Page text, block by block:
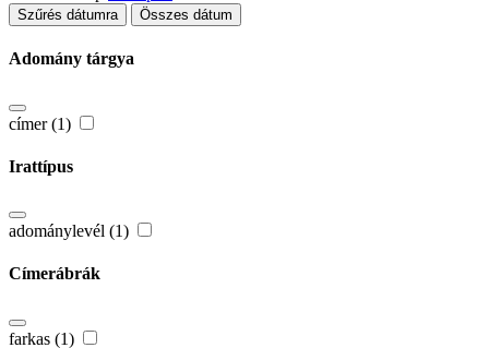
Szűrés dátumra Összes dátum
Adomány tárgya
címer (1)
Irattípus
adománylevél (1)
Címerábrák
farkas (1)